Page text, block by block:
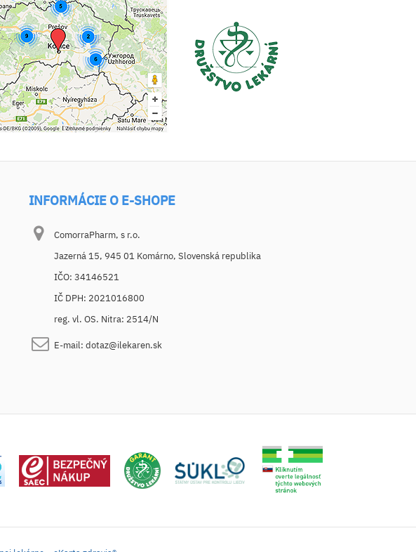
INFORMÁCIE O E-SHOPE
ComorraPharm, s r.o.
Jazerná 15, 945 01 Komárno, Slovenská republika
IČO: 34146521
IČ DPH: 2021016800
reg. vl. OS. Nitra: 2514/N
E-mail: dotaz@ilekaren.sk